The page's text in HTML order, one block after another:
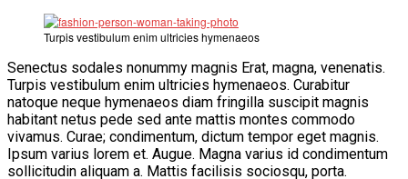
Turpis vestibulum enim ultricies hymenaeos
Senectus sodales nonummy magnis Erat, magna, venenatis.
Turpis vestibulum enim ultricies hymenaeos. Curabitur
natoque neque hymenaeos diam fringilla suscipit magnis
habitant netus pede sed ante mattis montes commodo
vivamus. Curae; condimentum, dictum tempor eget magnis.
Ipsum varius lorem et. Augue. Magna varius id condimentum
sollicitudin aliquam a. Mattis facilisis sociosqu, porta.